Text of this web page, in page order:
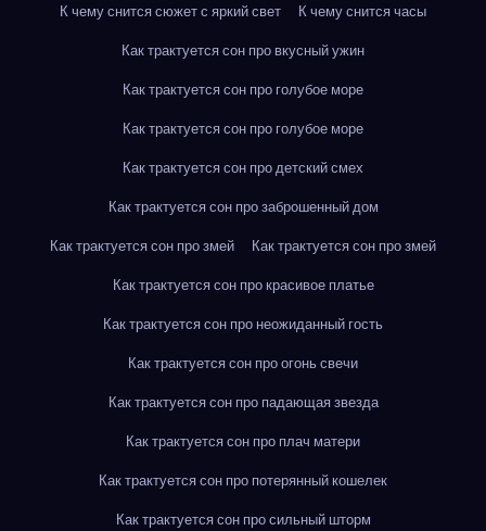
К чему снится сюжет с яркий свет
К чему снится часы
Как трактуется сон про вкусный ужин
Как трактуется сон про голубое море
Как трактуется сон про голубое море
Как трактуется сон про детский смех
Как трактуется сон про заброшенный дом
Как трактуется сон про змей
Как трактуется сон про змей
Как трактуется сон про красивое платье
Как трактуется сон про неожиданный гость
Как трактуется сон про огонь свечи
Как трактуется сон про падающая звезда
Как трактуется сон про плач матери
Как трактуется сон про потерянный кошелек
Как трактуется сон про сильный шторм